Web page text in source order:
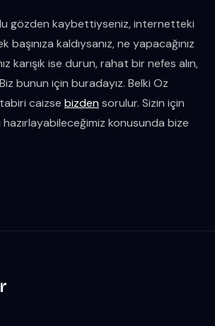
gözden kaybettiyseniz, internetteki
kaldıysanız, ne yapacağınız
karışık ise durun, rahat bir nefes alın,
bunun için buradayız. Belki Oz
caizse bizden sorulur. Sizin için
konusunda bize